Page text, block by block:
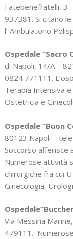
Fatebenefratelli, 3
937381. Si citano
l’ Ambulatorio
Ospedale “Sacro
di Napoli, 14/A –
0824 771111.
Terapia Intensiva e
Ostetricia e
Ospedale “Buon
80123 Napoli –
Soccorso afferisce
Numerose attività
chirurgiche fra cui
Ginecologia,
Via Messina
479111.